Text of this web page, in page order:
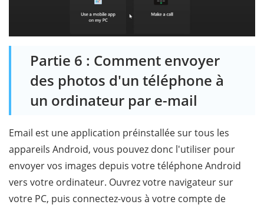
Partie 6 : Comment envoyer
des photos d'un téléphone à
un ordinateur par e-mail
Email est une application préinstallée sur tous les
appareils Android, vous pouvez donc l'utiliser pour
envoyer vos images depuis votre téléphone Android
vers votre ordinateur. Ouvrez votre navigateur sur
votre PC, puis connectez-vous à votre compte de